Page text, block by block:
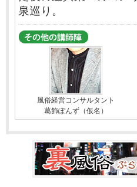
泉巡り。
風俗経営コンサルタント
葛飾ぽんず（仮名）